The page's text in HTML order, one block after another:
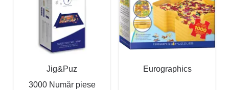
Jig&Puz
3000 Număr piese
Eurographics